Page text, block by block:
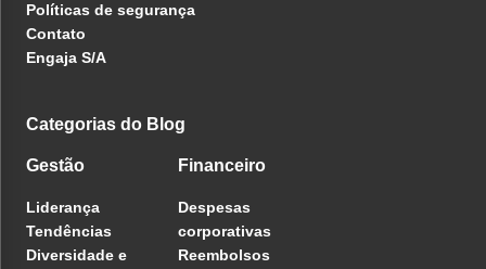
Políticas de segurança
Contato
Engaja S/A
Categorias do Blog
Gestão
Liderança
Tendências
Diversidade e
Financeiro
Despesas
corporativas
Reembolsos